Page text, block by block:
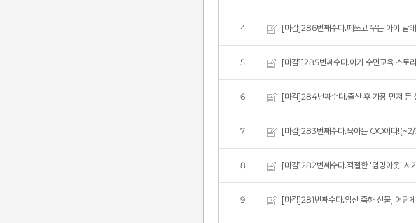
4 [마감]286번째수다.떼쓰고 우는 아이 달
5 [마감]]285번째수다.아기 수면교육 스토
6 [마감]284번째수다.출산 후 가장 먼저 든
7 [마감]283번째수다.육아는 ○○이다
8 [마감]282번째수다.적절한 '임밍아웃' 시
9 [마감]281번째수다.임신 축하 선물, 어떤